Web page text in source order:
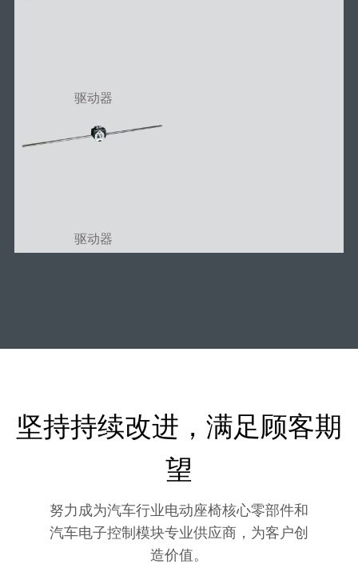
驱动器
驱动器
坚持持续改进，满足顾客期
望
努力成为汽车行业电动座椅核心零部件和
汽车电子控制模块专业供应商，为客户创
造价值。